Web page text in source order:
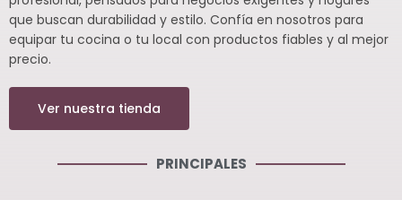
que buscan durabilidad y estilo. Confía en nosotros para
equipar tu cocina o tu local con productos fiables y al mejor
precio.
Ver nuestra tienda
PRINCIPALES